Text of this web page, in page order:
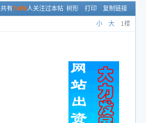
共有7499人关注过本帖 树形 打印 复制链接
小 大 1楼